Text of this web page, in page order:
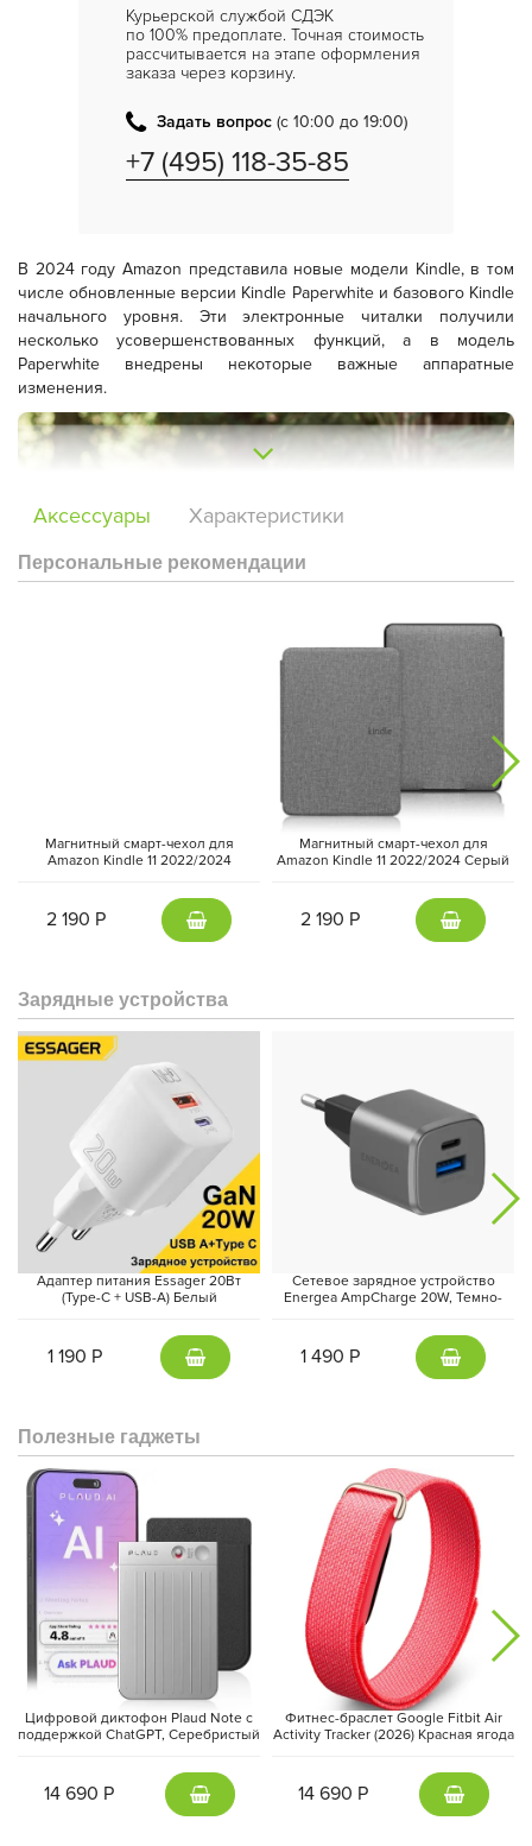
Курьерской службой СДЭК
по 100% предоплате. Точная стоимость
рассчитывается на этапе оформления
заказа через корзину.
Задать вопрос (с 10:00 до 19:00)
+7 (495) 118-35-85
В 2024 году Amazon представила новые модели Kindle, в том
числе обновленные версии Kindle Paperwhite и базового Kindle
начального уровня. Эти электронные читалки получили
несколько усовершенствованных функций, а в модель
Paperwhite внедрены некоторые важные аппаратные
изменения.
Kindle начального уровня (11-е поколение), выпущенный в 2024
году, сохраняет дизайн своего предшественника 2022 года. Он
все еще оснащен 6-дюймовым экраном без бликов с
разрешением 300 ppi, но теперь его яркость увеличилась на
такой же яркости, как и у Kindle Paperwhite.
Помимо улучшенной яркости и добавления нового зеленого
цвета Matcha в дополнение к традиционному черному, модель
объясняет, почему её по-прежнему называют Kindle 11-го
поколения.
Аксессуары Характеристики
Персональные рекомендации
Магнитный смарт-чехол для
Amazon Kindle 11 2022/2024
2 190 Р
Магнитный смарт-чехол для
Amazon Kindle 11 2022/2024 Серый
2 190 Р
Зарядные устройства
Адаптер питания Essager 20Вт
(Type-C + USB-A) Белый
1 190 Р
Сетевое зарядное устройство
Energea AmpCharge 20W, Темно-
1 490 Р
Полезные гаджеты
Цифровой диктофон Plaud Note с
поддержкой ChatGPT, Серебристый
14 690 Р
Фитнес-браслет Google Fitbit Air
Activity Tracker (2026) Красная ягода
14 690 Р